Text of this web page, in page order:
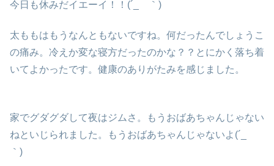
今日も休みだイエーイ！！(´_ゝ｀)
太ももはもうなんともないですね。何だったんでしょうこ
の痛み。冷えか変な寝方だったのかな？？とにかく落ち着
いてよかったです。健康のありがたみを感じました。
家でグダグダして夜はジムさ。もうおばあちゃんじゃない
ねといじられました。もうおばあちゃんじゃないよ(´_ゝ
｀)